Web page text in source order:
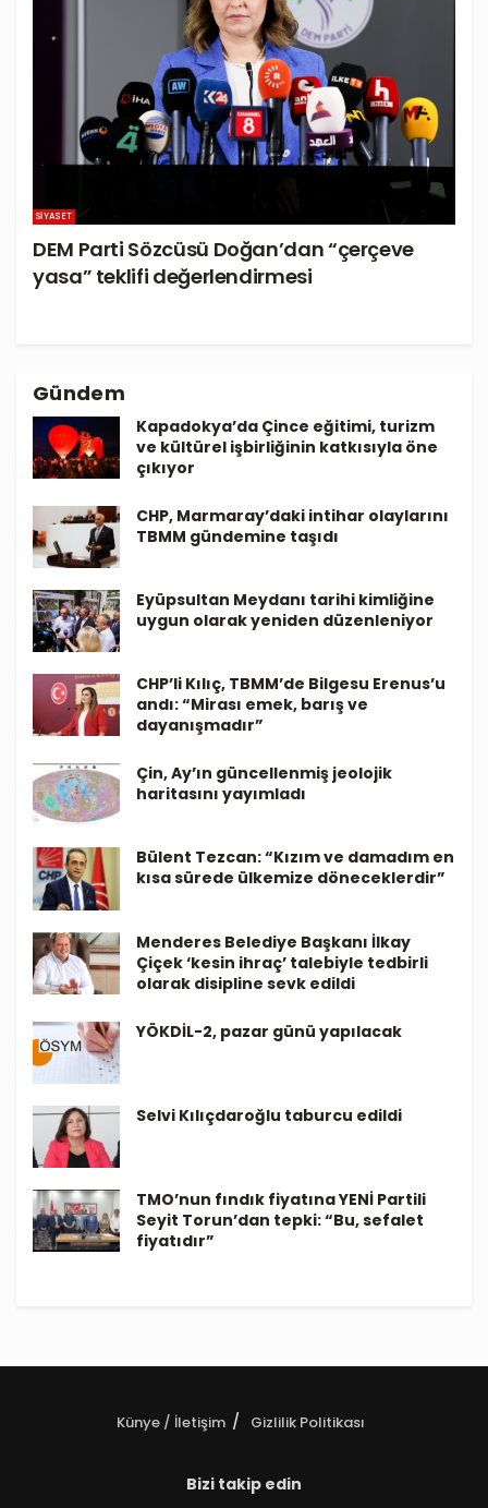
SIYASET
DEM Parti Sözcüsü Doğan’dan “çerçeve
yasa” teklifi değerlendirmesi
Gündem
Kapadokya’da Çince eğitimi, turizm
ve kültürel işbirliğinin katkısıyla öne
çıkıyor
CHP, Marmaray’daki intihar olaylarını
TBMM gündemine taşıdı
Eyüpsultan Meydanı tarihi kimliğine
uygun olarak yeniden düzenleniyor
CHP’li Kılıç, TBMM’de Bilgesu Erenus’u
andı: “Mirası emek, barış ve
dayanışmadır”
Çin, Ay’ın güncellenmiş jeolojik
haritasını yayımladı
Bülent Tezcan: “Kızım ve damadım en
kısa sürede ülkemize döneceklerdir”
Menderes Belediye Başkanı İlkay
Çiçek ‘kesin ihraç’ talebiyle tedbirli
olarak disipline sevk edildi
YÖKDİL-2, pazar günü yapılacak
Selvi Kılıçdaroğlu taburcu edildi
TMO’nun fındık fiyatına YENİ Partili
Seyit Torun’dan tepki: “Bu, sefalet
fiyatıdır”
Künye / İletişim Gizlilik Politikası
Bizi takip edin